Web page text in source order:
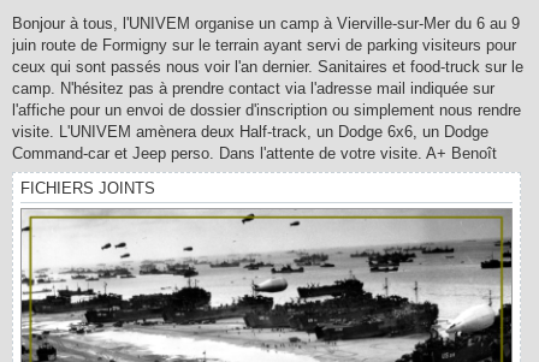
s
a
g
Bonjour à tous, l'UNIVEM organise un camp à Vierville-sur-Mer du 6 au 9
juin route de Formigny sur le terrain ayant servi de parking visiteurs pour
ceux qui sont passés nous voir l'an dernier. Sanitaires et food-truck sur le
camp. N'hésitez pas à prendre contact via l'adresse mail indiquée sur
l'affiche pour un envoi de dossier d'inscription ou simplement nous rendre
visite. L'UNIVEM amènera deux Half-track, un Dodge 6x6, un Dodge
Command-car et Jeep perso. Dans l'attente de votre visite. A+ Benoît
FICHIERS JOINTS